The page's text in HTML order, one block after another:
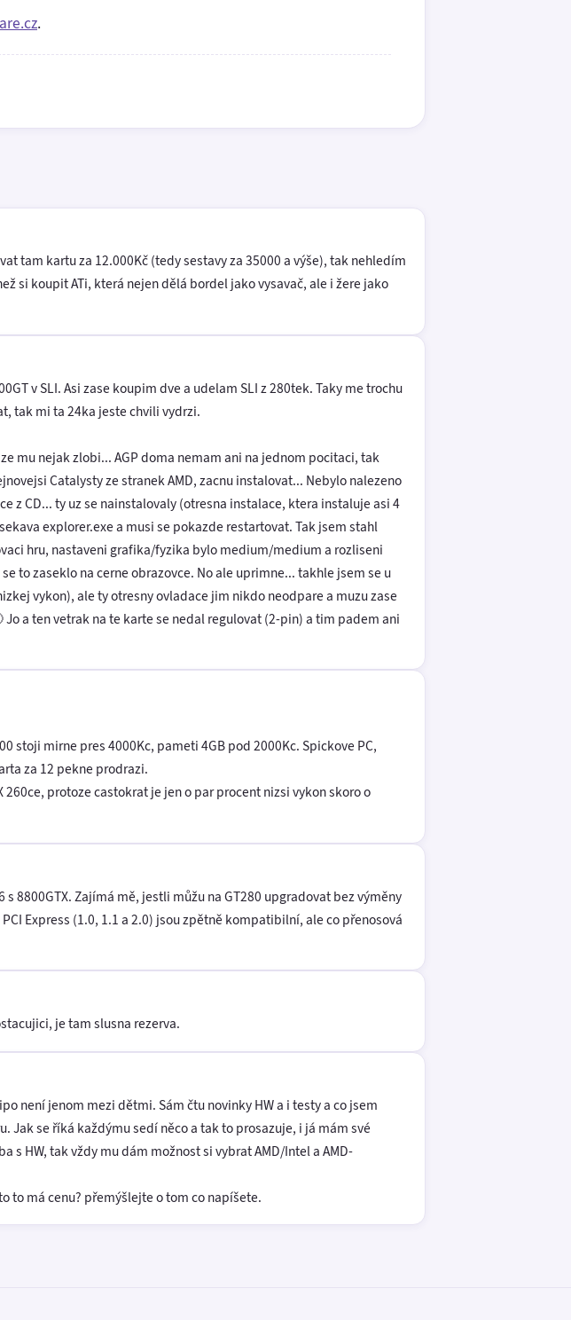
.
tam kartu za 12.000Kč (tedy sestavy za 35000 a výše), tak nehledím
si koupit ATi, která nejen dělá bordel jako vysavač, ale i žere jako
v SLI. Asi zase koupim dve a udelam SLI z 280tek. Taky me trochu
tak mi ta 24ka jeste chvili vydrzi.
mu nejak zlobi... AGP doma nemam ani na jednom pocitaci, tak
Catalysty ze stranek AMD, zacnu instalovat... Nebylo nalezeno
z CD... ty uz se nainstalovaly (otresna instalace, ktera instaluje asi 4
explorer.exe a musi se pokazde restartovat. Tak jsem stahl
hru, nastaveni grafika/fyzika bylo medium/medium a rozliseni
to zaseklo na cerne obrazovce. No ale uprimne... takhle jsem se u
vykon), ale ty otresny ovladace jim nikdo neodpare a muzu zase
a ten vetrak na te karte se nedal regulovat (2-pin) a tim padem ani
stoji mirne pres 4000Kc, pameti 4GB pod 2000Kc. Spickove PC,
za 12 pekne prodrazi.
protoze castokrat je jen o par procent nizsi vykon skoro o
8800GTX. Zajímá mě, jestli můžu na GT280 upgradovat bez výměny
Express (1.0, 1.1 a 2.0) jsou zpětně kompatibilní, ale co přenosová
je tam slusna rezerva.
není jenom mezi dětmi. Sám čtu novinky HW a i testy a co jsem
se říká každýmu sedí něco a tak to prosazuje, i já mám své
HW, tak vždy mu dám možnost si vybrat AMD/Intel a AMD-
to má cenu? přemýšlejte o tom co napíšete.